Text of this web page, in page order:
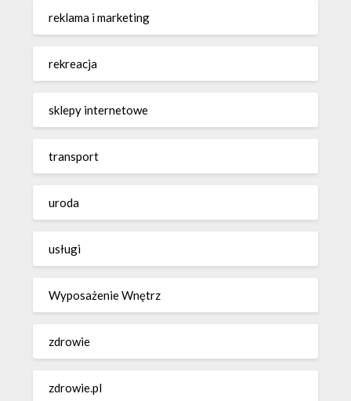
reklama i marketing
rekreacja
sklepy internetowe
transport
uroda
usługi
Wyposażenie Wnętrz
zdrowie
zdrowie.pl